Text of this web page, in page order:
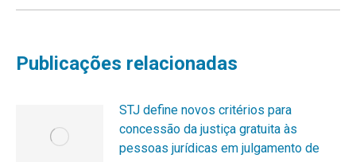
Publicações relacionadas
STJ define novos critérios para
concessão da justiça gratuita às
pessoas jurídicas em julgamento de